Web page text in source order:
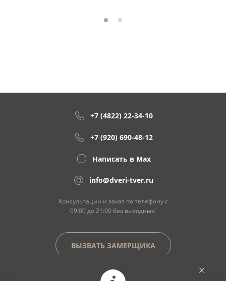
+7 (4822) 22-34-10
+7 (920) 690-48-12
Написать в Max
info@dveri-tver.ru
Консультации и заказ по телефону с
09:00 до 21:00 без выходных!
ВЫЗВАТЬ ЗАМЕРЩИКА